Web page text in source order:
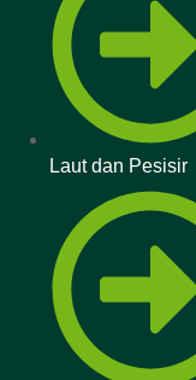
Laut dan Pesisir